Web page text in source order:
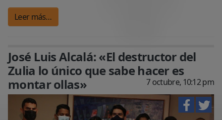
Leer más…
José Luis Alcalá: «El destructor del
Zulia lo único que sabe hacer es
montar ollas»
7 octubre, 10:12 pm